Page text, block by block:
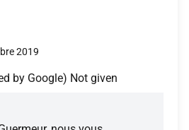
2019
by Google) Not given